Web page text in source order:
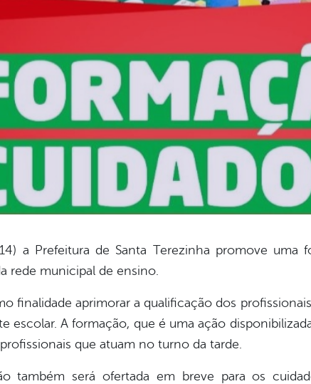
a Prefeitura de Santa Terezinha promove uma
rede municipal de ensino.
finalidade aprimorar a qualificação dos
escolar. A formação, que é uma ação
que atuam no turno da tarde.
também será ofertada em breve para os